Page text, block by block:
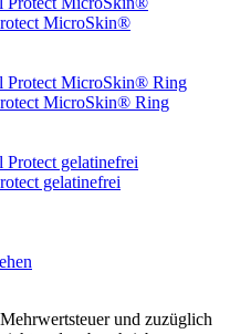
MicroSkin®
MicroSkin® Ring
gelatinefrei
und zuzüglich